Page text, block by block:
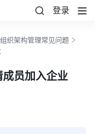
登录
组织架构管理常见问题
员加入企业